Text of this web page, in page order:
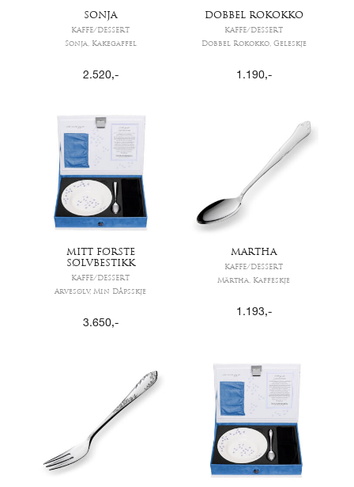
SONJA
KAFFE/DESSERT
Sonja, Kakegaffel
2.520,-
DOBBEL ROKOKKO
KAFFE/DESSERT
Dobbel Rokokko, Geleskje
1.190,-
MITT FØRSTE
SØLVBESTIKK
KAFFE/DESSERT
Arvesølv, Min Dåpsskje
3.650,-
MARTHA
KAFFE/DESSERT
Märtha, Kaffeskje
1.193,-